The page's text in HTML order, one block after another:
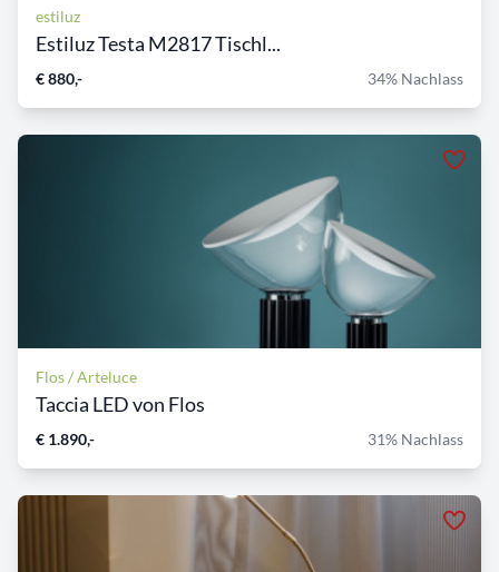
estiluz
Estiluz Testa M2817 Tischl...
€ 880,- 34% Nachlass
Flos / Arteluce
Taccia LED von Flos
€ 1.890,- 31% Nachlass